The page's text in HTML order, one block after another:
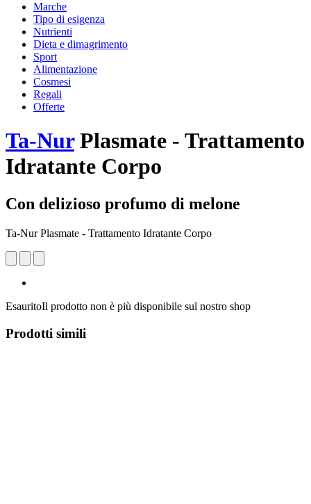
Marche
Tipo di esigenza
Nutrienti
Dieta e dimagrimento
Sport
Alimentazione
Cosmesi
Regali
Offerte
Ta-NurPlasmate - Trattamento
Idratante Corpo
Con delizioso profumo di melone
Ta-Nur Plasmate - Trattamento Idratante Corpo
EsauritoIl prodotto non è più disponibile sul nostro shop
Prodotti simili